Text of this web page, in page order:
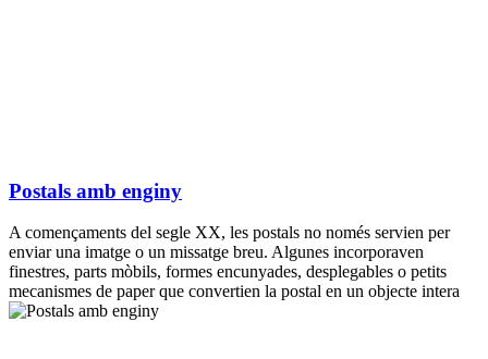
Postals amb enginy
A començaments del segle XX, les postals no només servien per
enviar una imatge o un missatge breu. Algunes incorporaven
finestres, parts mòbils, formes encunyades, desplegables o petits
mecanismes de paper que convertien la postal en un objecte intera